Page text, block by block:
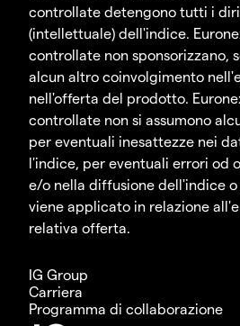
controllate detengono tutti i
(intellettuale) dell'indice.
controllate non sponsorizzano,
alcun altro coinvolgimento
nell'offerta del prodotto.
controllate non si assumono
per eventuali inesattezze nei
l'indice, per eventuali errori od
e/o nella diffusione dell'indice
viene applicato in relazione
relativa offerta.
IG Group
Carriera
Programma di collaborazione